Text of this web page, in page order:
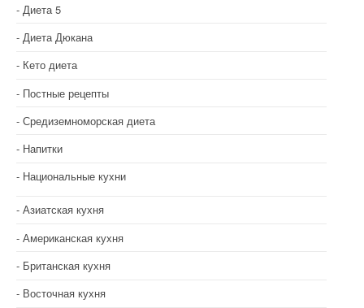
Диета 5
Диета Дюкана
Кето диета
Постные рецепты
Средиземноморская диета
Напитки
Национальные кухни
Азиатская кухня
Американская кухня
Британская кухня
Восточная кухня